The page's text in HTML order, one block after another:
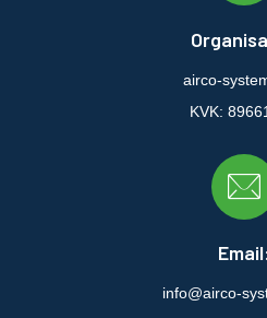
airco-
KVK:
Email:
info@airco-